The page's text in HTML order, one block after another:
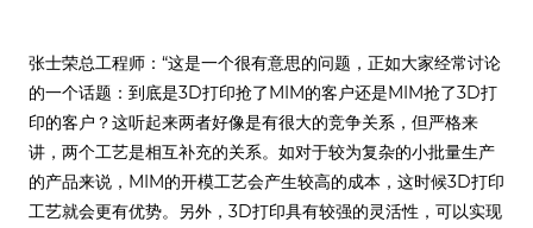
张士荣总工程师：“这是一个很有意思的问题，正如大家经常讨论
的一个话题：到底是3D打印抢了MIM的客户还是MIM抢了3D打
印的客户？这听起来两者好像是有很大的竞争关系，但严格来
讲，两个工艺是相互补充的关系。如对于较为复杂的小批量生产
的产品来说，MIM的开模工艺会产生较高的成本，这时候3D打印
工艺就会更有优势。另外，3D打印具有较强的灵活性，可以实现